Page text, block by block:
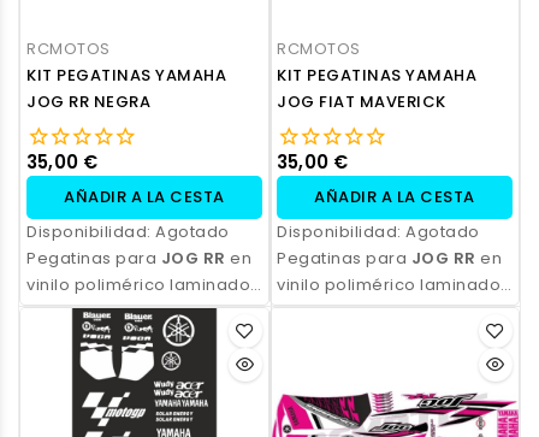
RCMOTOS
KIT PEGATINAS YAMAHA
JOG RR NEGRA
35,00 €
AÑADIR A LA CESTA
Disponibilidad: Agotado
Pegatinas para JOG RR en
vinilo polimérico laminado,
impresas con tinta
ecosolvente. Alta
resistencia, acabado
profesional y opción de
personalización.
RCMOTOS
KIT PEGATINAS YAMAHA
JOG FIAT MAVERICK
35,00 €
AÑADIR A LA CESTA
Disponibilidad: Agotado
Pegatinas para JOG RR en
vinilo polimérico laminado,
impresas con tinta
profesional y opción de
personalización.